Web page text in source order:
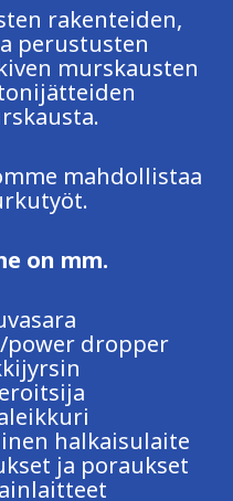
rakenteiden,
perustusten
murskausten
mahdollistaa
on mm.
power dropper
halkaisulaite
ja poraukset